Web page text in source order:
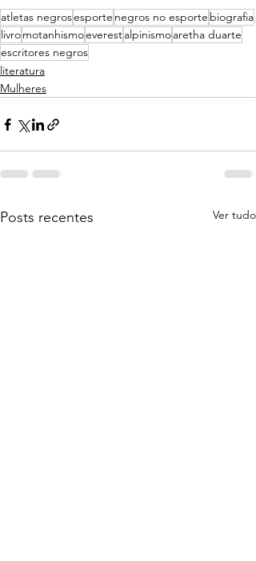
atletas negrosesporte negros no esporte biografia
livromotanhismoeverestalpinismoaretha duarte
escritores negros
literatura
Mulheres
Posts recentes Ver tudo